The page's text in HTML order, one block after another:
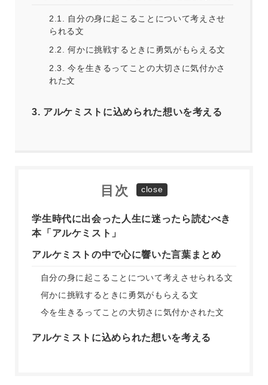
2.1.
自分の身に起こることについて考えさせ
られる文
2.2.
何かに挑戦するときに勇気がもらえる文
2.3.
今を生きるってことの大切さに気付かさ
れた文
3. アルケミストに込められた想いを考える
目次
学生時代に出会った人生に迷ったら読むべき
本「アルケミスト」
アルケミストの中で心に響いた言葉まとめ
自分の身に起こることについて考えさせられる文
何かに挑戦するときに勇気がもらえる文
今を生きるってことの大切さに気付かされた文
アルケミストに込められた想いを考える